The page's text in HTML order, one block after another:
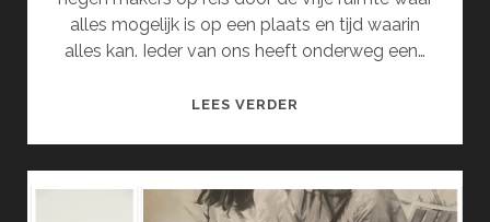
alles mogelijk is op een plaats en tijd waarin
alles kan. Ieder van ons heeft onderweg een…
LEES VERDER